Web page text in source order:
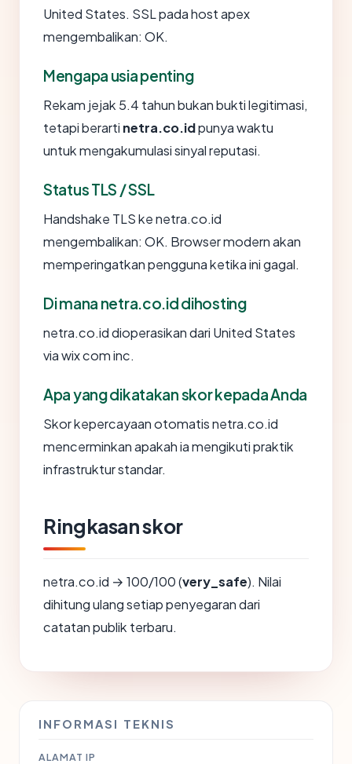
United States. SSL pada host apex
mengembalikan: OK.
Mengapa usia penting
Rekam jejak 5.4 tahun bukan bukti legitimasi,
tetapi berarti netra.co.idpunya waktu
untuk mengakumulasi sinyal reputasi.
Status TLS / SSL
Handshake TLS ke netra.co.id
mengembalikan: OK. Browser modern akan
memperingatkan pengguna ketika ini gagal.
Di mana netra.co.id dihosting
netra.co.id dioperasikan dari United States
via wix com inc.
Apa yang dikatakan skor kepada Anda
Skor kepercayaan otomatis netra.co.id
mencerminkan apakah ia mengikuti praktik
infrastruktur standar.
Ringkasan skor
netra.co.id → 100/100 (very_safe). Nilai
dihitung ulang setiap penyegaran dari
catatan publik terbaru.
INFORMASI TEKNIS
ALAMAT IP